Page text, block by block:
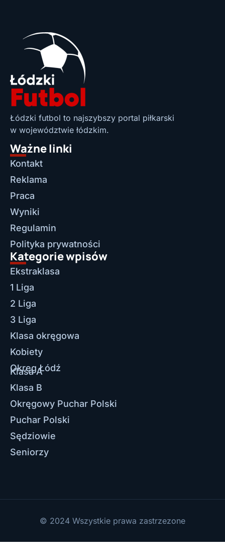
Łódzki futbol to najszybszy portal piłkarski
w województwie łódzkim.
Ważne linki
Kontakt
Reklama
Praca
Wyniki
Regulamin
Polityka prywatności
Kategorie wpisów
Ekstraklasa
1 Liga
2 Liga
3 Liga
Klasa okręgowa
Kobiety
Okręg Łódź
Klasa A
Klasa B
Okręgowy Puchar Polski
Puchar Polski
Sędziowie
Seniorzy
© 2024 Wszystkie prawa zastrzezone